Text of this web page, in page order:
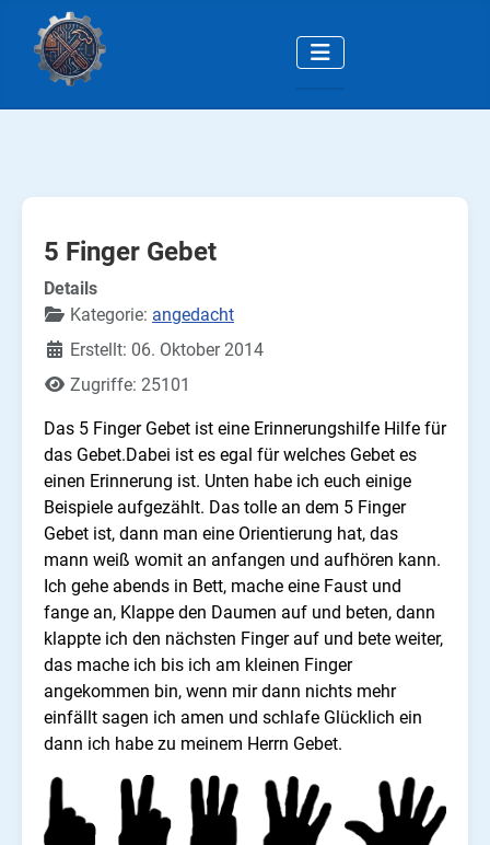
5 Finger Gebet
Details
Kategorie: angedacht
Erstellt: 06. Oktober 2014
Zugriffe: 25101
Das 5 Finger Gebet ist eine Erinnerungshilfe Hilfe für
das Gebet.Dabei ist es egal für welches Gebet es
einen Erinnerung ist. Unten habe ich euch einige
Beispiele aufgezählt. Das tolle an dem 5 Finger
Gebet ist, dann man eine Orientierung hat, das
mann weiß womit an anfangen und aufhören kann.
Ich gehe abends in Bett, mache eine Faust und
fange an, Klappe den Daumen auf und beten, dann
klappte ich den nächsten Finger auf und bete weiter,
das mache ich bis ich am kleinen Finger
angekommen bin, wenn mir dann nichts mehr
einfällt sagen ich amen und schlafe Glücklich ein
dann ich habe zu meinem Herrn Gebet.